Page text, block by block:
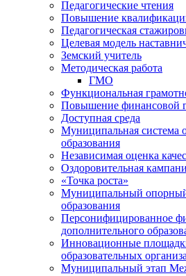
Педагогические чтения
Повышение
Педагогическая
Целевая модель
Земский учитель
Методическая работа
ГМО
Функциональная
Повышение финансовой
Доступная среда
Муниципальная система
образования
Независимая оценка
Оздоровительная
«Точка роста»
Муниципальный
образования
Персонифицированное
дополнительного
Инновационные
образовательных
Муниципальный этап